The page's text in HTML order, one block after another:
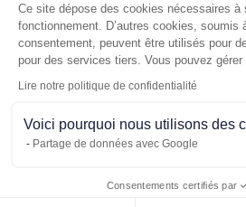
Ce site dépose des cookies nécessaires à
fonctionnement. D’autres cookies, soumis
consentement, peuvent être utilisés pour
pour des services tiers. Vous pouvez gérer
Lire notre politique de confidentialité
Voici pourquoi nous utilisons des
Partage de données avec Google
Consentements certifiés par